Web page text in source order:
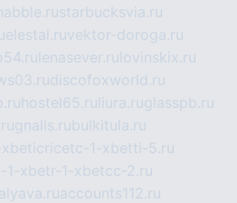
habble.rustarbucksvia.ru
elestal.ruvektor-doroga.ru
lenasever.ru lovinskix.ru
discofoxworld.ru
hostel65.ru liura.ruglasspb.ru
gnalis.rubulkitula.ru
xbeticricetc-1-xbetti-5.ru
1-xbetr-1-xbetcc-2.ru
accounts112.ru